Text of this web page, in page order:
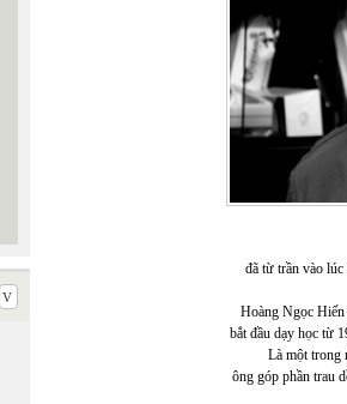
đã từ trần vào
Hoàng Ngọc
bắt đầu dạy học từ
Là một trong
ông góp phần trau